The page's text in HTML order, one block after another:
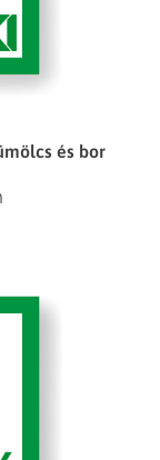
és bor